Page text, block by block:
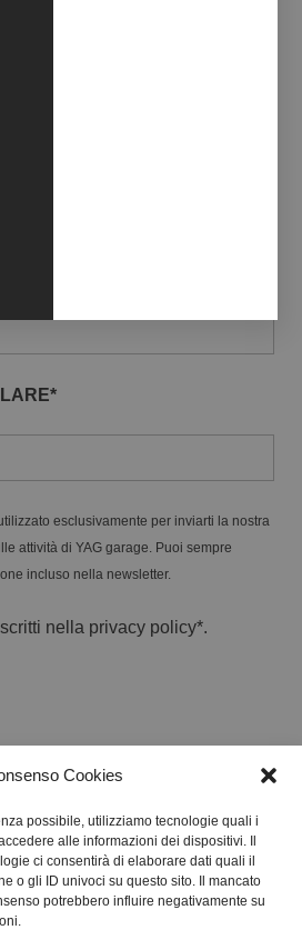
Cookies
possibile, utilizziamo tecnologie quali i
alle informazioni dei dispositivi. Il
ci consentirà di elaborare dati quali il
o gli ID univoci su questo sito. Il mancato
potrebbero influire negativamente su
esclusivamente per inviarti la nostra
attività di YAG garage. Puoi sempre
incluso nella newsletter.
nella privacy policy*.
ENTE FILANTROPICO ETS
AL RUNTS N. 103422
91134080687